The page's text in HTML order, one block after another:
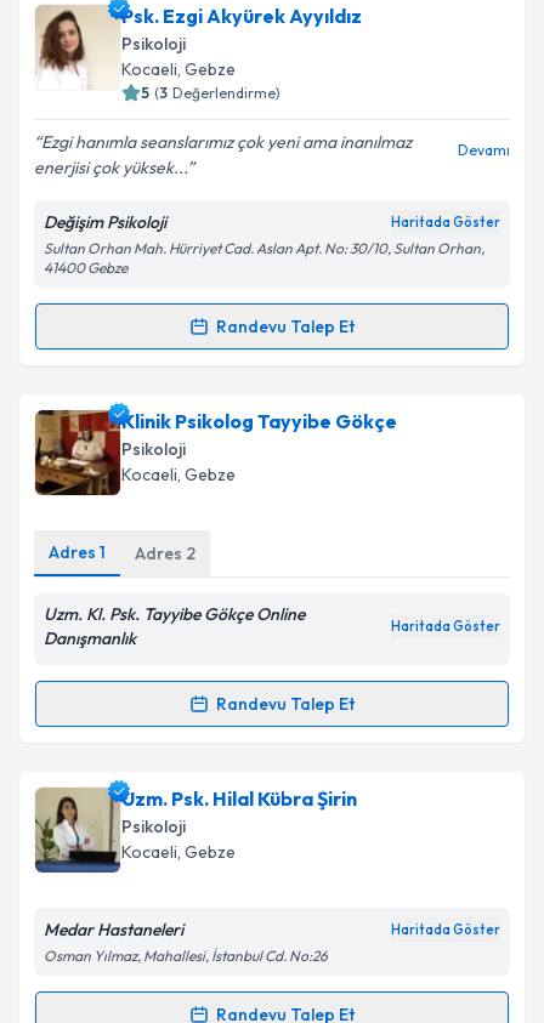
Uzm. Dr. Mustafa Oğuziçin randevu takvimi talebi
oluşturun. Size bu uzmandan randevu almanız için bir
takvim hazırlandığında e-posta ile bilgilendireceğiz.
Kişisel verilerimin işlenmesine ilişkin
Aydınlatma
Metni'ni okudum ve kişisel verilerimin belirtilen
kapsamda işlenmesini kabul ediyorum.
Takvim Talebini Gönder
Psk. Ezgi Akyürek Ayyıldız
Psikoloji
Kocaeli, Gebze
5 (3 Değerlendirme)
Ezgi hanımla seanslarımız çok yeni ama inanılmaz
enerjisi çok yüksek...
Devamı
Değişim Psikoloji Haritada Göster
Sultan Orhan Mah. Hürriyet Cad. Aslan Apt. No: 30/10, Sultan Orhan,
41400 Gebze
Randevu Talep Et
Randevu Takvimi Talebi
Psk. Ezgi Akyürek Ayyıldıziçin randevu takvimi talebi
oluşturun. Size bu uzmandan randevu almanız için bir
takvim hazırlandığında e-posta ile bilgilendireceğiz.
Kişisel verilerimin işlenmesine ilişkin
Aydınlatma
kapsamda işlenmesini kabul ediyorum.
Klinik Psikolog Tayyibe Gökçe
Psikoloji
Kocaeli, Gebze
Adres 1 Adres 2
Uzm. Kl. Psk. Tayyibe Gökçe Online
Danışmanlık
Haritada Göster
Randevu Talep Et
Randevu Takvimi Talebi
Klinik Psikolog Tayyibe Gökçeiçin randevu takvimi
talebi oluşturun. Size bu uzmandan randevu almanız
için bir takvim hazırlandığında e-posta ile
bilgilendireceğiz.
Uzm. Psk. Hilal Kübra Şirin
Psikoloji
Kocaeli, Gebze
Medar Hastaneleri Haritada Göster
Osman Yılmaz, Mahallesi, İstanbul Cd. No:26
Randevu Talep Et